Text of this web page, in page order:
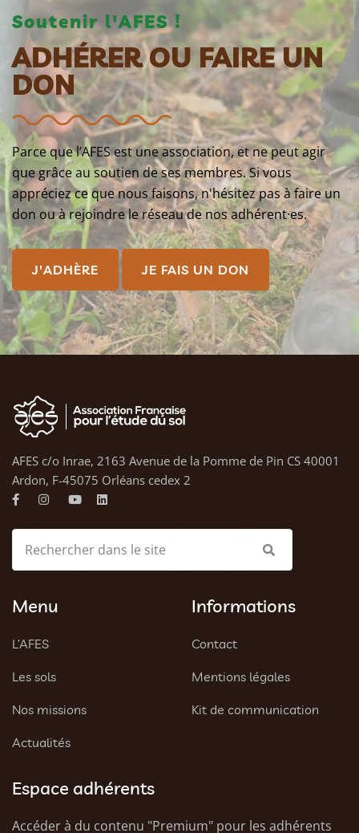
Soutenir l'AFES !
ADHÉRER OU FAIRE UN
DON
Parce que l’AFES est une association, et ne peut agir
que grâce au soutien de ses membres. Si vous
appréciez ce que nous faisons, n'hésitez pas à faire un
don ou à rejoindre le réseau de nos adhérent·es.
J'ADHÈRE JE FAIS UN DON
AFES c/o Inrae, 2163 Avenue de la Pomme de Pin CS 40001
Ardon, F-45075 Orléans cedex 2
Menu
L’AFES
Les sols
Nos missions
Actualités
Informations
Contact
Mentions légales
Kit de communication
Espace adhérents
Accéder à du contenu "Premium" pour les adhérents